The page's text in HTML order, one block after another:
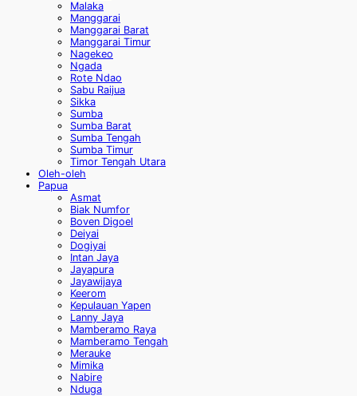
Malaka
Manggarai
Manggarai Barat
Manggarai Timur
Nagekeo
Ngada
Rote Ndao
Sabu Raijua
Sikka
Sumba
Sumba Barat
Sumba Tengah
Sumba Timur
Timor Tengah Utara
Oleh-oleh
Papua
Asmat
Biak Numfor
Boven Digoel
Deiyai
Dogiyai
Intan Jaya
Jayapura
Jayawijaya
Keerom
Kepulauan Yapen
Lanny Jaya
Mamberamo Raya
Mamberamo Tengah
Merauke
Mimika
Nabire
Nduga